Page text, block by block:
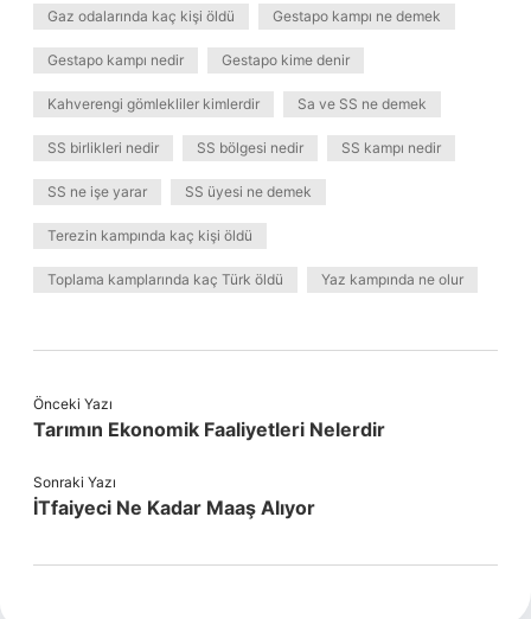
Gaz odalarında kaç kişi öldü Gestapo kampı ne demek
Gestapo kampı nedir Gestapo kime denir
Kahverengi gömlekliler kimlerdir Sa ve SS ne demek
SS birlikleri nedir SS bölgesi nedir SS kampı nedir
SS ne işe yarar SS üyesi ne demek
Terezin kampında kaç kişi öldü
Toplama kamplarında kaç Türk öldü Yaz kampında ne olur
Önceki Yazı
Tarımın Ekonomik Faaliyetleri Nelerdir
Sonraki Yazı
İTfaiyeci Ne Kadar Maaş Alıyor